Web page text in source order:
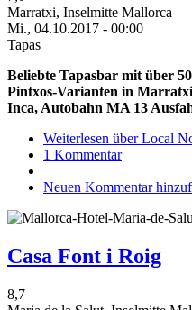
Marratxi, Inselmitte Mallorca
Mi., 04.10.2017 - 00:00
Tapas
Beliebte Tapasbar mit über
Pintxos-Varianten in
Inca, Autobahn MA 13
Weiterlesen über Local
1 Kommentar
Neuen Kommentar
Casa Font i Roig
8,7